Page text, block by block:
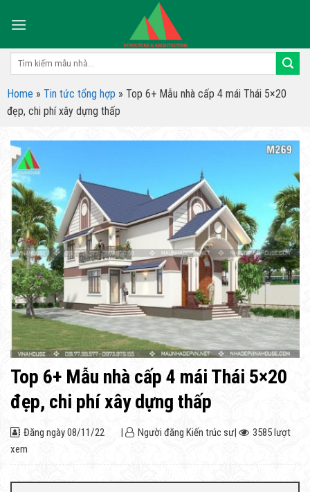
Tìm
Home » Tin tức tổng hợp » Top 6+ Mẫu nhà cấp 4 mái Thái 5×20
đẹp, chi phí xây dựng thấp
Top 6+ Mẫu nhà cấp 4 mái Thái 5×20
đẹp, chi phí xây dựng thấp
Đăng ngày08/11/22 | Người đăng Kiến trúc sư|
3585 lượt
xem